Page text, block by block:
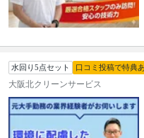
水回り5点セット 口コミ投稿で特典
大阪北クリーンサービス